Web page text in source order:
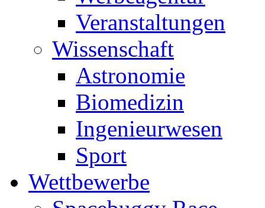
Veranstaltungen
Wissenschaft
Astronomie
Biomedizin
Ingenieurwesen
Sport
Wettbewerbe